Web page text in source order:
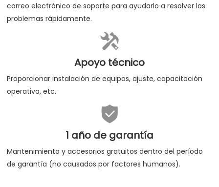
correo electrónico de soporte para ayudarlo a resolver los
problemas rápidamente.

Apoyo técnico
Proporcionar instalación de equipos, ajuste, capacitación
operativa, etc.

1 año de garantía
Mantenimiento y accesorios gratuitos dentro del período
de garantía (no causados por factores humanos).